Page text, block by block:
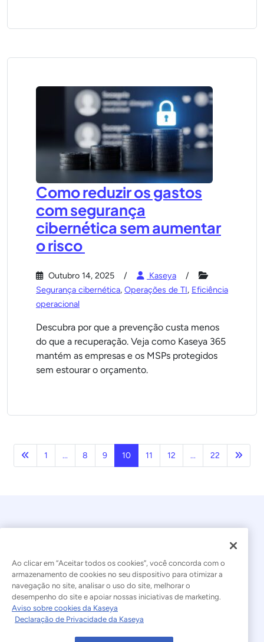
Como reduzir os gastos
com segurança
cibernética sem aumentar
o risco
Outubro 14, 2025
Kaseya
Segurança cibernética, Operações de TI, Eficiência
operacional
Descubra por que a prevenção custa menos
do que a recuperação. Veja como Kaseya 365
mantém as empresas e os MSPs protegidos
sem estourar o orçamento.
Anterior
1 ... 8 9 10 11 12 ... 22
© 2026 Kaseya. Todos os direitos reservados.
Português Brasileiro
Declaração sobre a Escravidão Moderna
Ao clicar em “Aceitar todos os cookies”, você concorda com o
armazenamento de cookies no seu dispositivo para otimizar a
navegação no site, analisar o uso do site, melhorar o
desempenho do site e apoiar nossas iniciativas de marketing.
Aviso sobre cookies da Kaseya
Declaração de Privacidade da Kaseya